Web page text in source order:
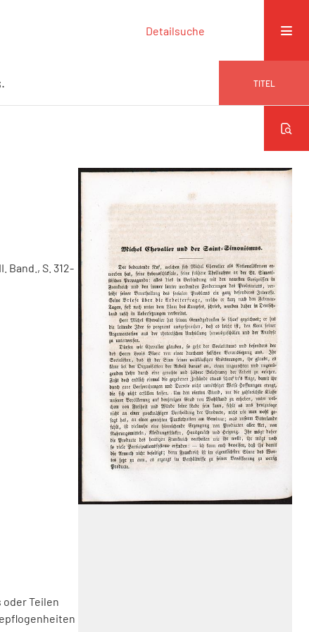
Detailsuche
TITEL
Band., S. 312-
Teilen